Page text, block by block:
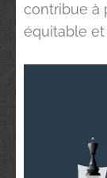
contribue à
équitable et